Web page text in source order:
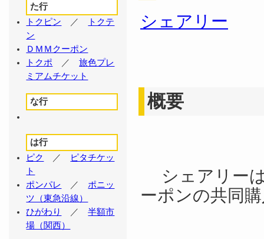
シェアリー
概要
シェアリーは
ーポンの共同
た行
トクピン ／
トクテ
ン
ＤＭＭクーポン
トクポ ／旅色プレ
ミアムチケット
な行
は行
ピク
／ ピタチケッ
ト
ポンパレ ／ ポニッ
ツ（東急沿線）
ひがわり
／半額市
場（関西）